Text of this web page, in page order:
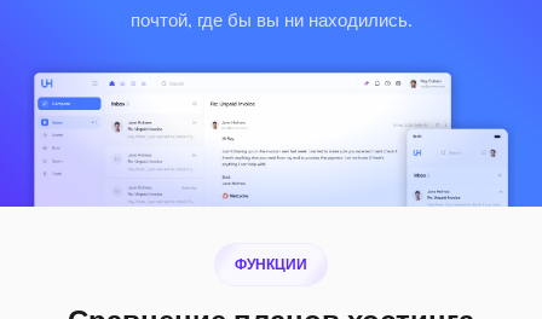
почтой, где бы вы ни находились.
ФУНКЦИИ